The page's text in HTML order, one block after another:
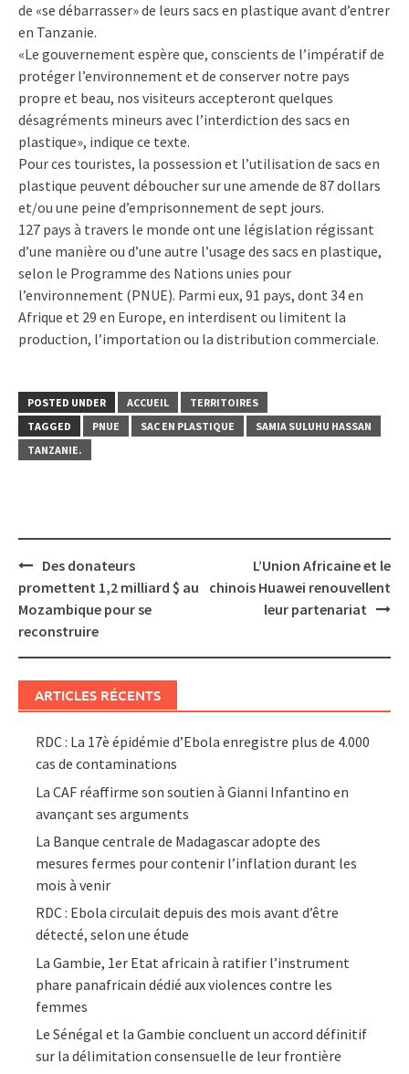
de «se débarrasser» de leurs sacs en plastique avant d’entrer
en Tanzanie.
«Le gouvernement espère que, conscients de l’impératif de
protéger l’environnement et de conserver notre pays
propre et beau, nos visiteurs accepteront quelques
désagréments mineurs avec l’interdiction des sacs en
plastique», indique ce texte.
Pour ces touristes, la possession et l’utilisation de sacs en
plastique peuvent déboucher sur une amende de 87 dollars
et/ou une peine d’emprisonnement de sept jours.
127 pays à travers le monde ont une législation régissant
d’une manière ou d’une autre l’usage des sacs en plastique,
selon le Programme des Nations unies pour
l’environnement (PNUE). Parmi eux, 91 pays, dont 34 en
Afrique et 29 en Europe, en interdisent ou limitent la
production, l’importation ou la distribution commerciale.
POSTED UNDER ACCUEIL
TERRITOIRES
TAGGED
PNUE SAC EN PLASTIQUE
SAMIA SULUHU HASSAN
TANZANIE.
Post
navigation
Des donateurs
promettent 1,2 milliard $ au
Mozambique pour se
reconstruire
L’Union Africaine et le
chinois Huawei renouvellent
leur partenariat
ARTICLES RÉCENTS
RDC : La 17è épidémie d’Ebola enregistre plus de 4.000
cas de contaminations
La CAF réaffirme son soutien à Gianni Infantino en
avançant ses arguments
La Banque centrale de Madagascar adopte des
mesures fermes pour contenir l’inflation durant les
mois à venir
RDC : Ebola circulait depuis des mois avant d’être
détecté, selon une étude
La Gambie, 1er Etat africain à ratifier l’instrument
phare panafricain dédié aux violences contre les
femmes
Le Sénégal et la Gambie concluent un accord définitif
sur la délimitation consensuelle de leur frontière